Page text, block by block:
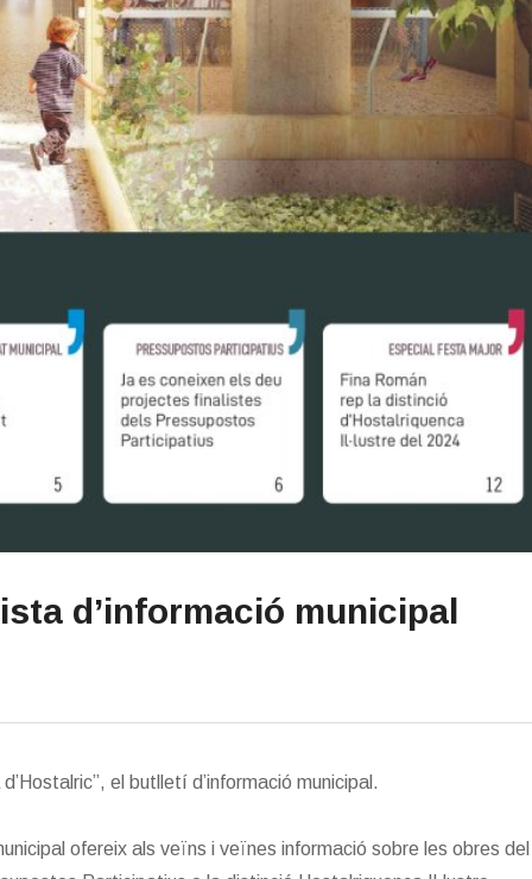
d’informació municipal
el butlletí d’informació municipal.
ofereix als veïns i veïnes informació sobre les obres del